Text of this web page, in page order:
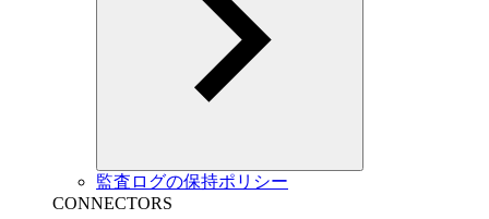
監査ログの保持ポリシー
CONNECTORS